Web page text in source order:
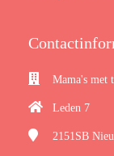
Mama's met
Leden 7
2151SB